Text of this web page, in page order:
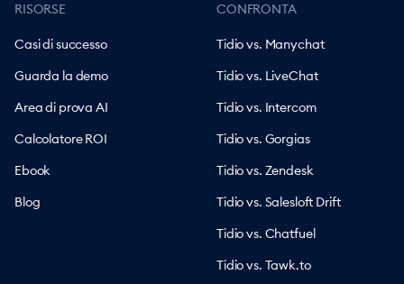
RISORSE
Casi di successo
Guarda la demo
Area di prova AI
Calcolatore ROI
Ebook
Blog
CONFRONTA
Tidio vs. Manychat
Tidio vs. LiveChat
Tidio vs. Intercom
Tidio vs. Gorgias
Tidio vs. Zendesk
Tidio vs. Salesloft Drift
Tidio vs. Chatfuel
Tidio vs. Tawk.to